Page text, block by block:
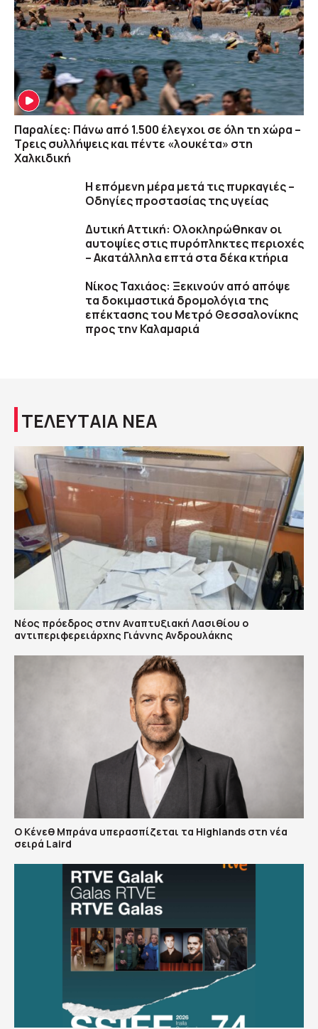
Παραλίες: Πάνω από 1.500 έλεγχοι σε όλη τη χώρα –
Τρεις συλλήψεις και πέντε «λουκέτα» στη
Χαλκιδική
Η επόμενη μέρα μετά τις πυρκαγιές –
Οδηγίες προστασίας της υγείας
Δυτική Αττική: Ολοκληρώθηκαν οι
αυτοψίες στις πυρόπληκτες περιοχές
– Ακατάλληλα επτά στα δέκα κτήρια
Νίκος Ταχιάος: Ξεκινούν από απόψε
τα δοκιμαστικά δρομολόγια της
επέκτασης του Μετρό Θεσσαλονίκης
προς την Καλαμαριά
ΤΕΛΕΥΤΑΙΑ ΝΕΑ
Νέος πρόεδρος στην Αναπτυξιακή Λασιθίου ο
αντιπεριφερειάρχης Γιάννης Ανδρουλάκης
Ο Κένεθ Μπράνα υπερασπίζεται τα Highlands στη νέα
σειρά Laird